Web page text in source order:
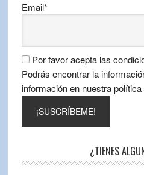
Email*
Por favor acepta las
Podrás encontrar la
información en nuestra
¿TIENES